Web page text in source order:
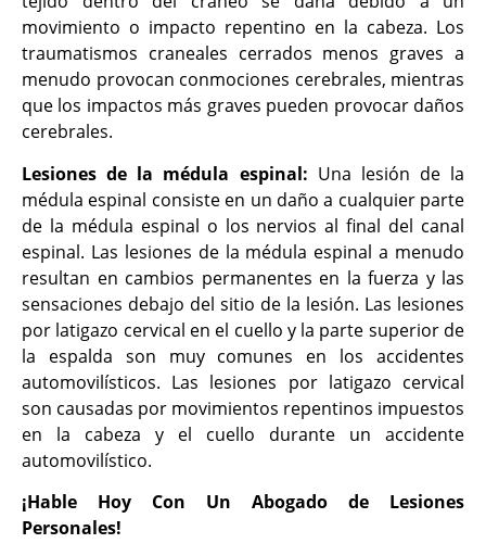
movimiento o impacto repentino en la cabeza. Los
traumatismos craneales cerrados menos graves a
menudo provocan conmociones cerebrales, mientras
que los impactos más graves pueden provocar daños
cerebrales.
Lesiones de la médula espinal: Una lesión de la
médula espinal consiste en un daño a cualquier parte
de la médula espinal o los nervios al final del canal
espinal. Las lesiones de la médula espinal a menudo
resultan en cambios permanentes en la fuerza y las
sensaciones debajo del sitio de la lesión. Las lesiones
por latigazo cervical en el cuello y la parte superior de
la espalda son muy comunes en los accidentes
automovilísticos. Las lesiones por latigazo cervical
son causadas por movimientos repentinos impuestos
en la cabeza y el cuello durante un accidente
automovilístico.
¡Hable Hoy Con Un Abogado de Lesiones
Personales!